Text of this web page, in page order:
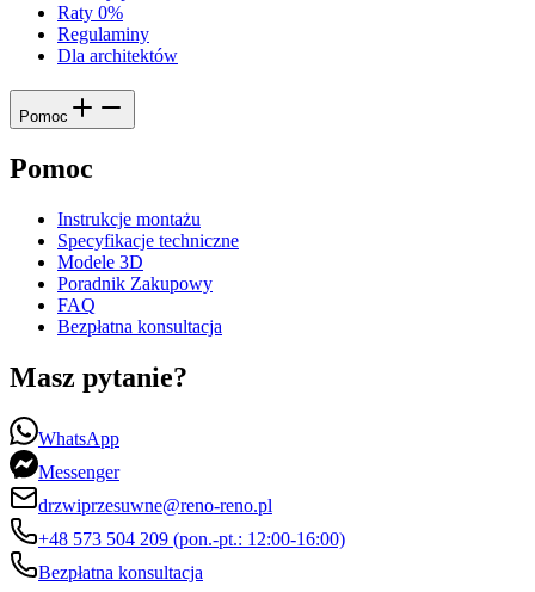
Raty 0%
Regulaminy
Dla architektów
Pomoc
Pomoc
Instrukcje montażu
Specyfikacje techniczne
Modele 3D
Poradnik Zakupowy
FAQ
Bezpłatna konsultacja
Masz pytanie?
WhatsApp
Messenger
drzwiprzesuwne@reno-reno.pl
+48 573 504 209 (pon.-pt.: 12:00-16:00)
Bezpłatna konsultacja